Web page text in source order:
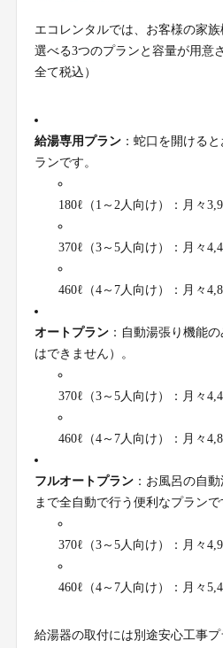
エコレンタルでは、お客様の家
選べる3つのプランと容量が用意
全て税込）
給湯専用プラン：蛇口を開ける
ランです。
180ℓ（1～2人向け）：月々
370ℓ（3～5人向け）：月々
460ℓ（4～7人向け）：月々
オートプラン：自動湯張り機能
はできません）。
370ℓ（3～5人向け）：月々
460ℓ（4～7人向け）：月々
フルオートプラン：お風呂の自
まで全自動で行う便利なプランで
370ℓ（3～5人向け）：月々
460ℓ（4～7人向け）：月々
給湯器の取付には別途安心工事